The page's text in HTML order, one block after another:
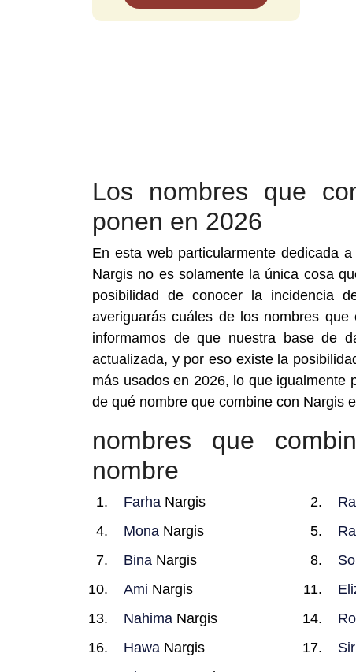
Los nombres que
ponen en 2026
En esta web particularmente dedicada
Nargis no es solamente la única cosa
posibilidad de conocer la incidencia
averiguarás cuáles de los nombres
informamos de que nuestra base de
actualizada, y por eso existe la
más usados en 2026, lo que igualmente
de qué nombre que combine con Nargis
nombres que
nombre
Farha Nargis
Mona Nargis
Bina Nargis
Ami Nargis
Nahima Nargis
Hawa Nargis